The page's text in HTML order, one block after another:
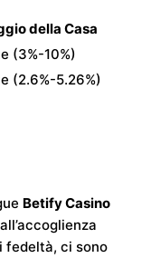
della Casa
(3%-10%)
(2.6%-5.26%)
Betify Casino
fedeltà, ci sono